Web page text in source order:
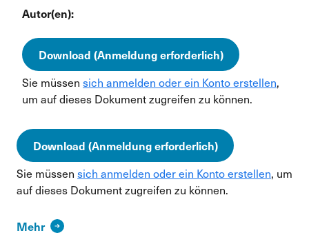
Autor(en):
Download (Anmeldung erforderlich)
Sie müssen sich anmelden oder ein Konto erstellen,
um auf dieses Dokument zugreifen zu können.
Download (Anmeldung erforderlich)
Sie müssen sich anmelden oder ein Konto erstellen, um
auf dieses Dokument zugreifen zu können.
Mehr